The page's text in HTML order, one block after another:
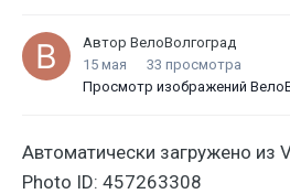
Автор ВелоВолгоград
15 мая
33 просмотра
Просмотр изображений
Автоматически загружено из
Photo ID: 457263308